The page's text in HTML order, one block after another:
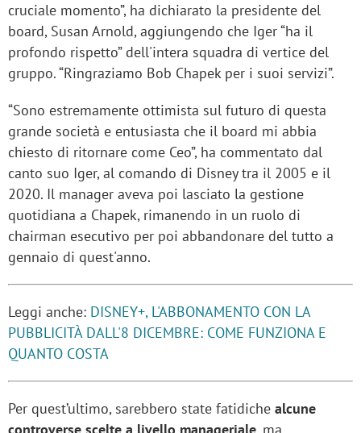
cruciale momento”, ha dichiarato la presidente del
board, Susan Arnold, aggiungendo che Iger “ha il
profondo rispetto” dell'intera squadra di vertice del
gruppo. “Ringraziamo Bob Chapek per i suoi servizi”.
“Sono estremamente ottimista sul futuro di questa
grande società e entusiasta che il board mi abbia
chiesto di ritornare come Ceo”, ha commentato dal
canto suo Iger, al comando di Disney tra il 2005 e il
2020. Il manager aveva poi lasciato la gestione
quotidiana a Chapek, rimanendo in un ruolo di
chairman esecutivo per poi abbandonare del tutto a
gennaio di quest'anno.
Leggi anche: DISNEY+, L'ABBONAMENTO CON LA
PUBBLICITÀ DALL'8 DICEMBRE: COME FUNZIONA E
QUANTO COSTA
Per quest’ultimo, sarebbero state fatidiche alcune